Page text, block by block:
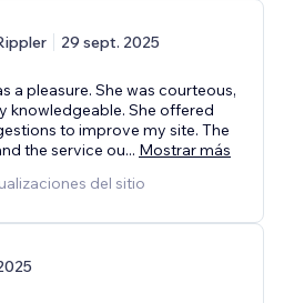
29 sept. 2025
a pleasure. She was courteous,
knowledgeable. She offered
to improve my site. The
the service ou... Mostrar más
del sitio